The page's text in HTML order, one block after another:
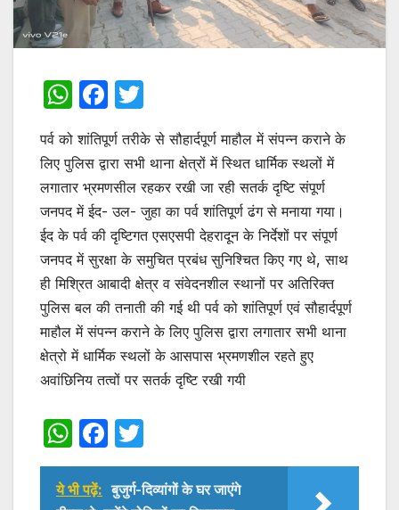
W
at
s
A
p
p
F
a
c
e
b
o
o
k
w
itt
er
पर्व को शांतिपूर्ण तरीके से सौहार्दपूर्ण माहौल में संपन्न कराने के
लिए पुलिस द्वारा सभी थाना क्षेत्रों में स्थित धार्मिक स्थलों में
लगातार भ्रमणसील रहकर रखी जा रही सतर्क दृष्टि संपूर्ण
जनपद में ईद- उल- जुहा का पर्व शांतिपूर्ण ढंग से मनाया गया।
ईद के पर्व की दृष्टिगत एसएसपी देहरादून के निर्देशों पर संपूर्ण
जनपद में सुरक्षा के समुचित प्रबंध सुनिश्चित किए गए थे, साथ
ही मिश्रित आबादी क्षेत्र व संवेदनशील स्थानों पर अतिरिक्त
पुलिस बल की तनाती की गई थी पर्व को शांतिपूर्ण एवं सौहार्दपूर्ण
माहौल में संपन्न कराने के लिए पुलिस द्वारा लगातार सभी थाना
क्षेत्रो में धार्मिक स्थलों के आसपास भ्रमणशील रहते हुए
अवांछिनिय तत्वों पर सतर्क दृष्टि रखी गयी
W
h
at
F
a
c
w
itt
ये भी पढ़ें: बुजुर्ग-दिव्यांगों के घर जाएंगे